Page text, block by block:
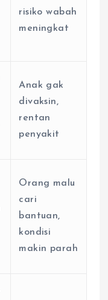
risiko wabah
meningkat
Anak gak
divaksin,
rentan
penyakit
Orang malu
cari
bantuan,
kondisi
makin parah